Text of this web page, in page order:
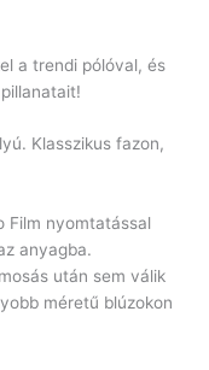
a trendi pólóval, és
Klasszikus fazon,
Film nyomtatással
anyagba.
után sem válik
méretű blúzokon